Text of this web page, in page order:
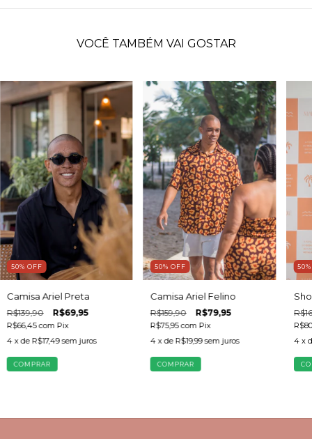
VOCÊ TAMBÉM VAI GOSTAR
50% OFF
Camisa Ariel Preta
R$139,90 R$69,95
R$66,45com Pix
4 x de R$17,49 sem juros
COMPRAR
50% OFF
Camisa Ariel Felino
R$159,90 R$79,95
R$75,95com Pix
4 x de R$19,99 sem juros
COMPRAR
50
4 x